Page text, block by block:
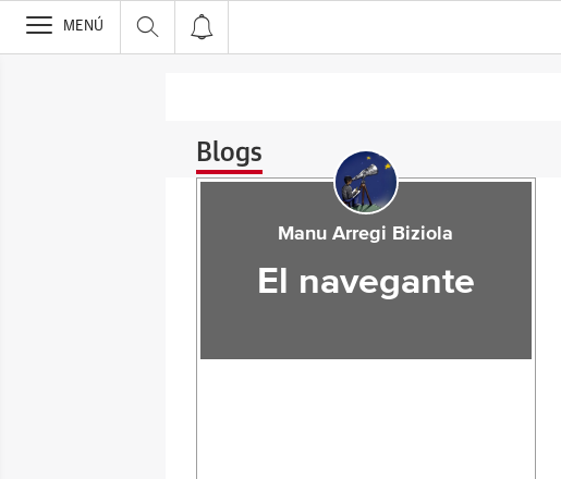
>
MENÚ
Blogs
Manu Arregi Biziola
El navegante